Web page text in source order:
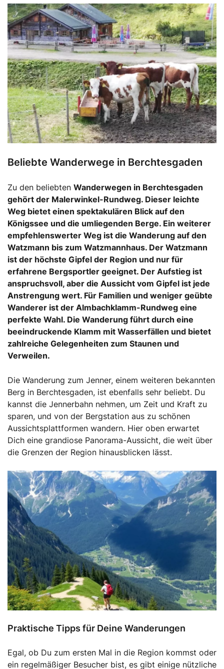
Beliebte Wanderwege in Berchtesgaden
Zu den beliebten Wanderwegen in Berchtesgaden
gehört der Malerwinkel-Rundweg. Dieser leichte
Weg bietet einen spektakulären Blick auf den
Königssee und die umliegenden Berge. Ein weiterer
empfehlenswerter Weg ist die Wanderung auf den
Watzmann bis zum Watzmannhaus. Der Watzmann
ist der höchste Gipfel der Region und nur für
erfahrene Bergsportler geeignet. Der Aufstieg ist
anspruchsvoll, aber die Aussicht vom Gipfel ist jede
Anstrengung wert. Für Familien und weniger geübte
Wanderer ist der Almbachklamm-Rundweg eine
perfekte Wahl. Die Wanderung führt durch eine
beeindruckende Klamm mit Wasserfällen und bietet
zahlreiche Gelegenheiten zum Staunen und
Verweilen.
Die Wanderung zum Jenner, einem weiteren bekannten
Berg in Berchtesgaden, ist ebenfalls sehr beliebt. Du
kannst die Jennerbahn nehmen, um Zeit und Kraft zu
sparen, und von der Bergstation aus zu schönen
Aussichtsplattformen wandern. Hier oben erwartet
Dich eine grandiose Panorama-Aussicht, die weit über
die Grenzen der Region hinausblicken lässt.
Praktische Tipps für Deine Wanderungen
Egal, ob Du zum ersten Mal in die Region kommst oder
ein regelmäßiger Besucher bist, es gibt einige nützliche